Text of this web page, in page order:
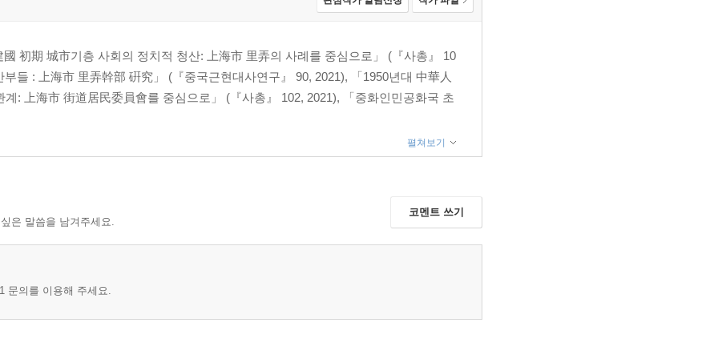
위(呂振羽)의 민족사 연구를 중심으로
마르크스-레닌주의 요소
初期 城市기층 사회의 정치적 청산: 上海市 里弄의 사례를 중심으로」 (『사총』 10
들 : 上海市 里弄幹部 硏究」 (『중국근현대사연구』 90, 2021), 「1950년대 中華人
: 上海市 街道居民委員會를 중심으로」 (『사총』 102, 2021), 「중화인민공화국 초
펼쳐보기
은 말씀을 남겨주세요.
코멘트 쓰기
문의를 이용해 주세요.